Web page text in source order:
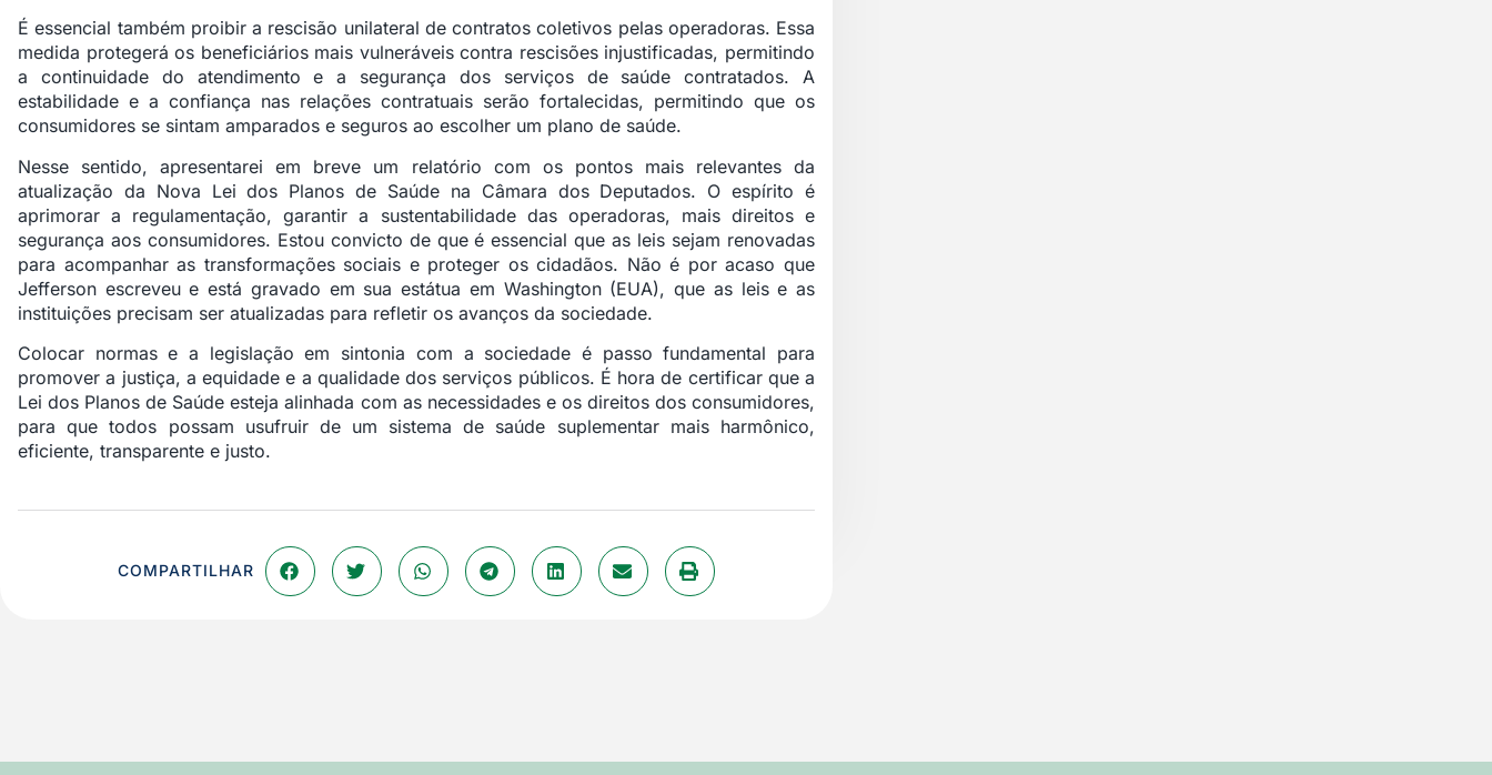
É essencial também proibir a rescisão unilateral de contratos coletivos pelas operadoras. Essa
medida protegerá os beneficiários mais vulneráveis contra rescisões injustificadas, permitindo
a continuidade do atendimento e a segurança dos serviços de saúde contratados. A
estabilidade e a confiança nas relações contratuais serão fortalecidas, permitindo que os
consumidores se sintam amparados e seguros ao escolher um plano de saúde.
Nesse sentido, apresentarei em breve um relatório com os pontos mais relevantes da
atualização da Nova Lei dos Planos de Saúde na Câmara dos Deputados. O espírito é
aprimorar a regulamentação, garantir a sustentabilidade das operadoras, mais direitos e
segurança aos consumidores. Estou convicto de que é essencial que as leis sejam renovadas
para acompanhar as transformações sociais e proteger os cidadãos. Não é por acaso que
Jefferson escreveu e está gravado em sua estátua em Washington (EUA), que as leis e as
instituições precisam ser atualizadas para refletir os avanços da sociedade.
Colocar normas e a legislação em sintonia com a sociedade é passo fundamental para
promover a justiça, a equidade e a qualidade dos serviços públicos. É hora de certificar que a
Lei dos Planos de Saúde esteja alinhada com as necessidades e os direitos dos consumidores,
para que todos possam usufruir de um sistema de saúde suplementar mais harmônico,
eficiente, transparente e justo.
COMPARTILHAR